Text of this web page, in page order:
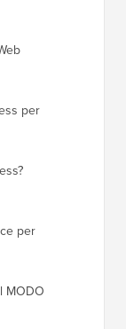
per
per
MODO